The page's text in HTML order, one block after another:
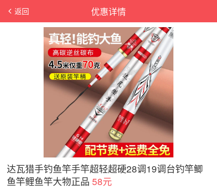
优惠详情
返回
达瓦猎手钓鱼竿手竿超轻超硬28调19调台钓竿鲫
鱼竿鲤鱼竿大物正品 58元